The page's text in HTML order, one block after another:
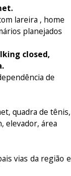
lareira , home
planejados
closed,
de
quadra de tênis,
elevador, área
vias da região e